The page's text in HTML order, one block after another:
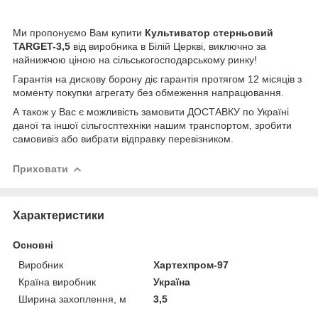
Ми пропонуємо Вам купити Культиватор стерньовий
TARGET-3,5 від виробника в Білій Церкві, виключно за
найнижчою ціною на сільськогосподарському ринку!
Гарантія на дискову борону діє гарантія протягом 12 місяців з
моменту покупки агрегату без обмеження напрацювання.
А також у Вас є можливість замовити ДОСТАВКУ по Україні
даної та іншої сільгосптехніки нашим транспортом, зробити
самовивіз або вибрати відправку перевізником.
Приховати
Характеристики
Основні
Виробник
Хартехпром-97
Країна виробник
Україна
Ширина захоплення, м
3,5